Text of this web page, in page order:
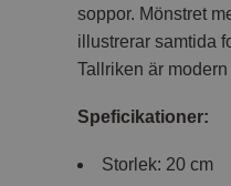
soppor. Mönstret
illustrerar samtida
Tallriken är
Speficikationer:
Storlek: 20 cm